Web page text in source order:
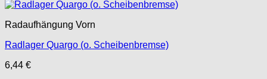
Radaufhängung Vorn
Radlager Quargo (o. Scheibenbremse)
6,44 €